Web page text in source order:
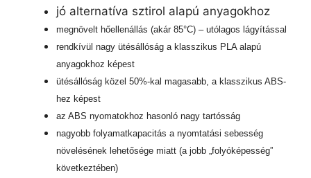
jó alternatíva sztirol alapú anyagokhoz
megnövelt hőellenállás (akár 85°C) – utólagos lágyítással
rendkívül nagy ütésállóság a klasszikus PLA alapú
anyagokhoz képest
ütésállóság közel 50%-kal magasabb, a klasszikus ABS-
hez képest
az ABS nyomatokhoz hasonló nagy tartósság
nagyobb folyamatkapacitás a nyomtatási sebesség
növelésének lehetősége miatt (a jobb „folyóképesség”
következtében)